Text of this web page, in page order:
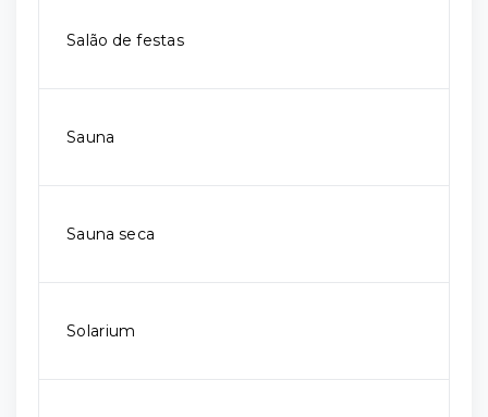
Salão de festas
Sauna
Sauna seca
Solarium